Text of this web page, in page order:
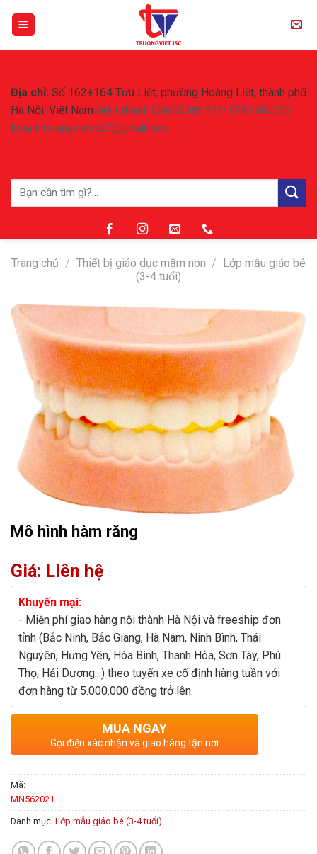
Địa chỉ: Số 162+164 Tựu Liệt, phường Hoàng Liệt, thành phố
Hà Nội, Việt Nam Điện thoại: 024/62.885.957/ 0983.602.553
Email : truongvietcp07@gmail.com
Tìm
Trang chủ / Thiết bị giáo dục mầm non /
Lớp mẫu giáo bé
(3-4 tuổi)
Mô hình hàm răng
Giá: Liên hệ
Khuyến mại:
- Miễn phí giao hàng nội thành Hà Nội và freeship đơn
tỉnh (Bắc Ninh, Bắc Giang, Hà Nam, Ninh Bình, Thái
Nguyên, Hưng Yên, Hòa Bình, Thanh Hóa, Sơn Tây, Phú
Thọ, Hải Dương...) theo tuyến xe cố định hàng tuần với
đơn hàng từ 5.000.000 đồng trở lên.
MUA NGAY
Gọi điện xác nhận và giao hàng tận nơi
Mã:
MN562021
Danh mục: Lớp mẫu giáo bé (3-4 tuổi)